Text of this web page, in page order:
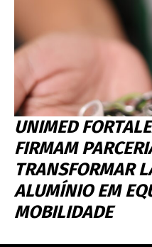
UNIMED
FIRMAM
TRANSFORMAR
ALUMÍNIO EM
MOBILIDADE